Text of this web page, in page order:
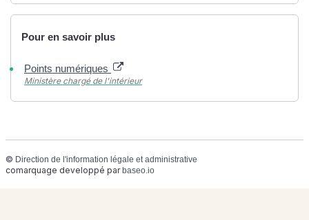
Pour en savoir plus
Points numériques
Ministère chargé de l'intérieur
© Direction de l'information légale et administrative
comarquage developpé par baseo.io